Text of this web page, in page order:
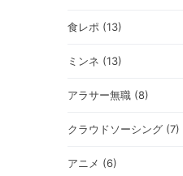
食レポ (13)
ミンネ (13)
アラサー無職 (8)
クラウドソーシング (7)
アニメ (6)